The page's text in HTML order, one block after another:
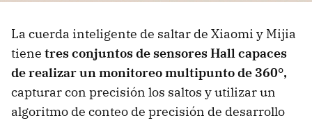
La cuerda inteligente de saltar de Xiaomi y Mijia
tiene tres conjuntos de sensores Hall capaces
de realizar un monitoreo multipunto de 360°,
capturar con precisión los saltos y utilizar un
algoritmo de conteo de precisión de desarrollo